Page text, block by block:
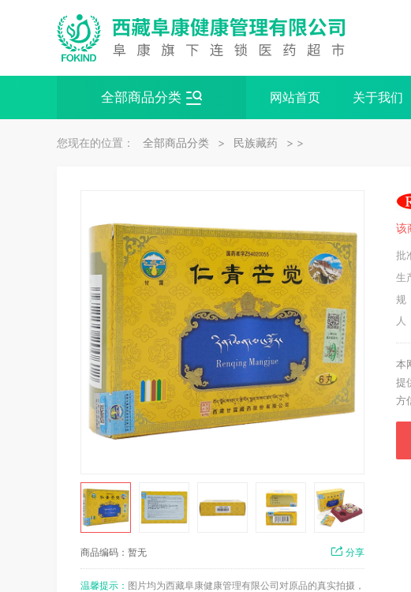
全部商品分类 网站首页 关于我们
您现在的位置： 全部商品分类 > 民族藏药 > >
商品编码：暂无 分享
温馨提示： 图片均为西藏阜康健康管理有限公司对原品的真实拍摄，
该
批
生
本
提
方